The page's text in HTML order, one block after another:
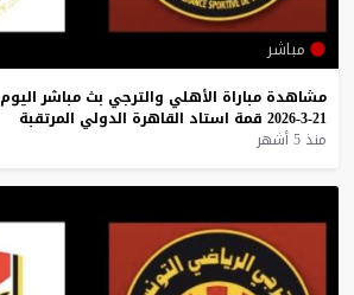
مباشر
مشاهدة مباراة الأهلي والترجي بث مباشر اليوم
21-3-2026
قمة استاد القاهرة الدولي المرتقبة
منذ 5 أشهر